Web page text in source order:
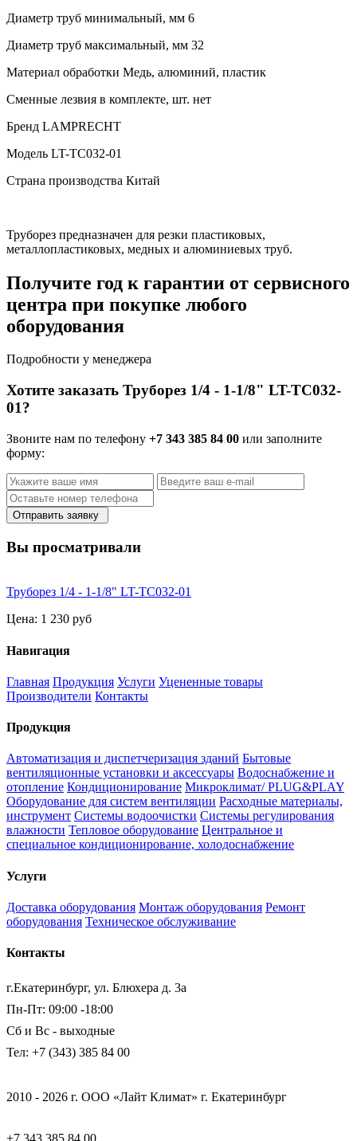
Диаметр труб минимальный, мм 6
Диаметр труб максимальный, мм 32
Материал обработки Медь, алюминий, пластик
Сменные лезвия в комплекте, шт. нет
Бренд LAMPRECHT
Модель LT-TC032-01
Страна производства Китай
Труборез предназначен для резки пластиковых,
металлопластиковых, медных и алюминиевых труб.
Получите год к гарантии от сервисного
центра при покупке любого
оборудования
Подробности у менеджера
Хотите заказать Труборез 1/4 - 1-1/8" LT-TC032-
01?
Звоните нам по телефону +7 343 385 84 00 или заполните
форму:
Отправить заявку
Вы просматривали
Труборез 1/4 - 1-1/8" LT-TC032-01
Цена: 1 230 руб
Навигация
Главная Продукция Услуги Уцененные товары
Производители Контакты
Продукция
Автоматизация и диспетчеризация зданий Бытовые
вентиляционные установки и аксессуары Водоснабжение и
отопление Кондиционирование Микроклимат/ PLUG&PLAY
Оборудование для систем вентиляции Расходные материалы,
инструмент Системы водоочистки Системы регулирования
влажности Тепловое оборудование Центральное и
специальное кондиционирование, холодоснабжение
Услуги
Доставка оборудования Монтаж оборудования Ремонт
оборудования Техническое обслуживание
Контакты
г.Екатеринбург, ул. Блюхера д. 3а
Пн-Пт: 09:00 -18:00
Сб и Вс - выходные
Тел: +7 (343) 385 84 00
2010 - 2026 г. ООО «Лайт Климат» г. Екатеринбург